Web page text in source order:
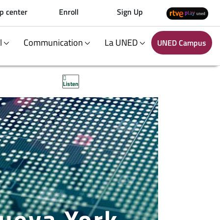
center Enroll Sign Up
Communication La UNED UNED Campus
Listen